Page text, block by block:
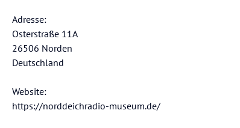
Adresse:
Osterstraße 11A
26506 Norden
Deutschland
Website:
https://norddeichradio-museum.de/